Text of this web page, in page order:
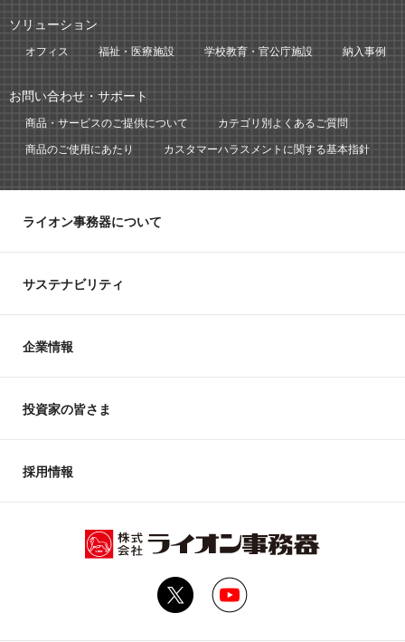
ソリューション
オフィス 福祉・医療施設 学校教育・官公庁施設 納入事例
お問い合わせ・サポート
商品・サービスのご提供について
カテゴリ別よくあるご質問
商品のご使用にあたり
カスタマーハラスメントに関する基本指針
ライオン事務器について
サステナビリティ
企業情報
投資家の皆さま
採用情報